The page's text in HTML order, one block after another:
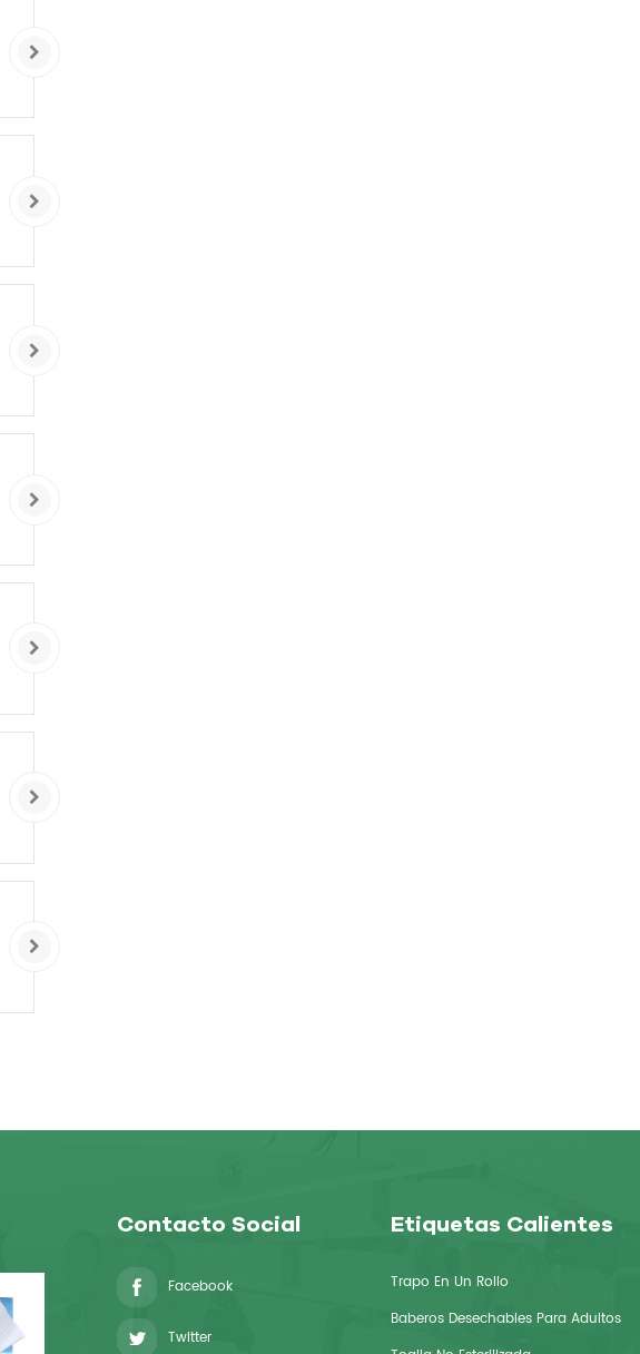
Contacto Social
Facebook
Twitter
Etiquetas Calientes
Trapo En Un Rollo
Baberos Desechables Para Adultos